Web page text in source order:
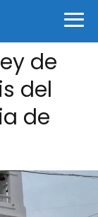
de
del
de